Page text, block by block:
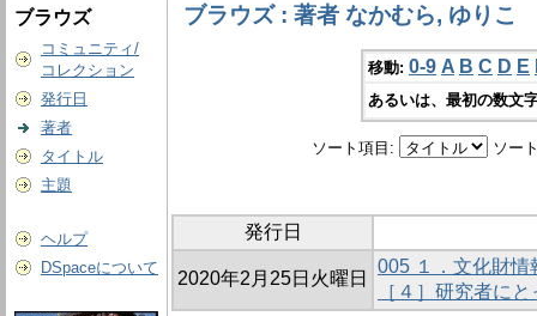
ブラウズ
コミュニティ/
コレクション
発行日
著者
タイトル
主題
ヘルプ
DSpaceについて
ブラウズ : 著者 なかむら, ゆりこ
移動: 0-9 A B C D E
あるいは、最初の数文
ソート項目: ソー
発行日
2020年2月25日火曜日
005 １．文化財情
［４］研究者に